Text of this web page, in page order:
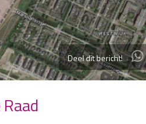
Deel dit bericht!